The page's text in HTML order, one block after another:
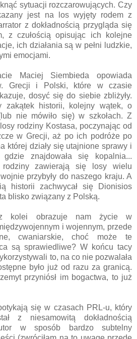
sytuacji rozczarowujących. Czy
jest na los wyjęty rodem z
z dokładnością przygląda się
z czułością opisując ich kolejne
ich działania są w pełni ludzkie,
emocjami.
Maciej Siembieda opowiada
Grecji i Polski, które w czasie
dosyć się do siebie zbliżyły.
zakątek historii, kolejny wątek, o
nie mówiło się) w szkołach. Z
rodziny Kostasa, poczynając od
w Grecji, aż po ich podróże po
której działy się utajnione sprawy i
gdzie znajdowała się kopalnia...
zawierają się losy wielu
przybyły do naszego kraju. A
historii zachwycał się Dionisios
blisko związany z Polską.
z kolei obrazuje nam życie w
i wojennym, przede
cwaniarskie, choć może te
są sprawiedliwe? W końcu tacy
to, na co nie pozwalała
było już od razu za granicą.
przyniósł im bogactwa, to już
się w czasach PRL-u, który
z niesamowitą dokładnością
w sposób bardzo subtelny